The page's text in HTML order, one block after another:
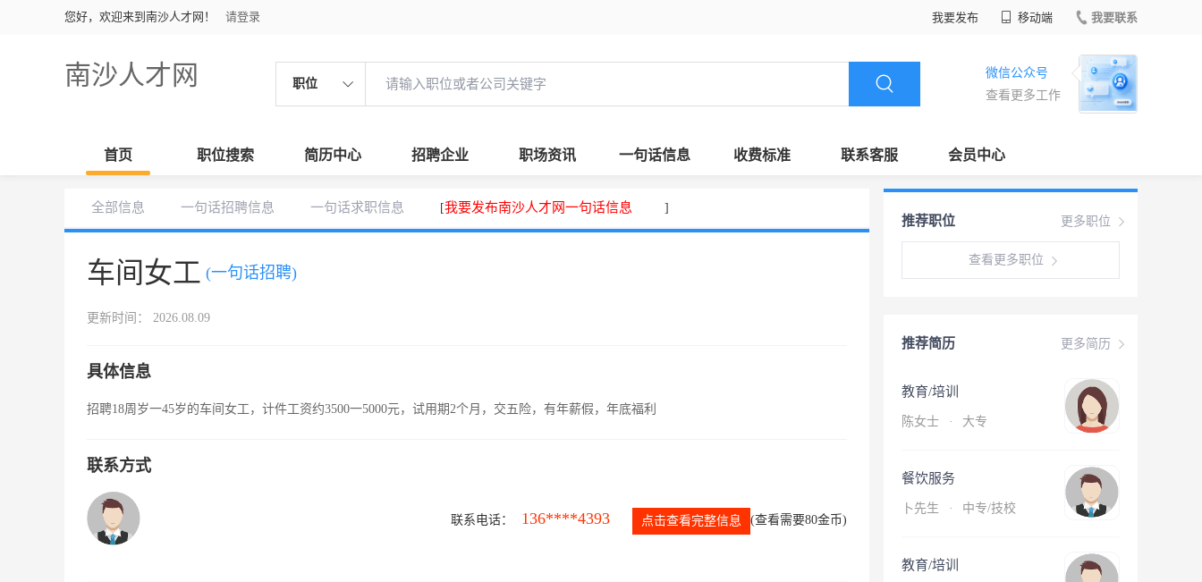
您好，欢迎来到南沙人才网！ 请登录 我要发布 移动端 我要联系
南沙人才网 职位
微信公众号
查看更多工作
首页 职位搜索 简历中心 招聘企业 职场资讯 一句话信息 收费标准 联系客服 会员中心
全部信息 一句话招聘信息 一句话求职信息 [我要发布南沙人才网一句话信息 ]
车间女工 (一句话招聘)
更新时间： 2026.08.09
具体信息
招聘18周岁一45岁的车间女工，计件工资约3500一5000元，试用期2个月，交五险，有年薪假，年底福利
联系方式
联系电话： 136****4393 点击查看完整信息 (查看需要80金币)
更多职位
推荐职位
查看更多职位
更多简历
推荐简历
教育/培训
陈女士 · 大专
餐饮服务
卜先生 · 中专/技校
教育/培训